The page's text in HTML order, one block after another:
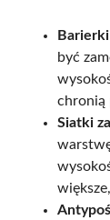
być
chronią
Siatki
większe,